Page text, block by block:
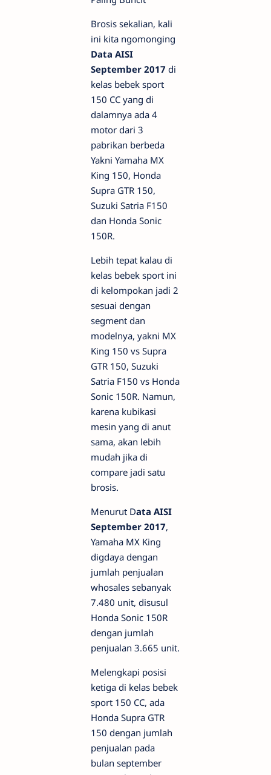
Brosis sekalian, kali
ini kita ngomonging
Data AISI
September 2017 di
kelas bebek sport
150 CC yang di
dalamnya ada 4
motor dari 3
pabrikan berbeda
Yakni Yamaha MX
King 150, Honda
Supra GTR 150,
Suzuki Satria F150
dan Honda Sonic
150R.
Lebih tepat kalau di
kelas bebek sport ini
di kelompokan jadi 2
sesuai dengan
segment dan
modelnya, yakni MX
King 150 vs Supra
GTR 150, Suzuki
Satria F150 vs Honda
Sonic 150R. Namun,
karena kubikasi
mesin yang di anut
sama, akan lebih
mudah jika di
compare jadi satu
brosis.
Menurut Data AISI
September 2017,
Yamaha MX King
digdaya dengan
jumlah penjualan
whosales sebanyak
7.480 unit, disusul
Honda Sonic 150R
dengan jumlah
penjualan 3.665 unit.
Melengkapi posisi
ketiga di kelas bebek
sport 150 CC, ada
Honda Supra GTR
150 dengan jumlah
penjualan pada
bulan september